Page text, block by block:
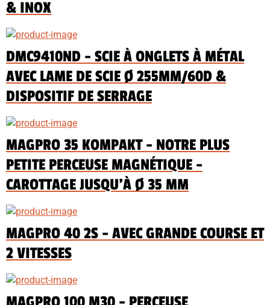
& INOX
DMC9410ND - SCIE À ONGLETS À MÉTAL
AVEC LAME DE SCIE Ø 255MM/60D &
DISPOSITIF DE SERRAGE
MAGPRO 35 KOMPAKT - NOTRE PLUS
PETITE PERCEUSE MAGNÉTIQUE -
CAROTTAGE JUSQU'À Ø 35 MM
MAGPRO 40 2S - AVEC GRANDE COURSE ET
2 VITESSES